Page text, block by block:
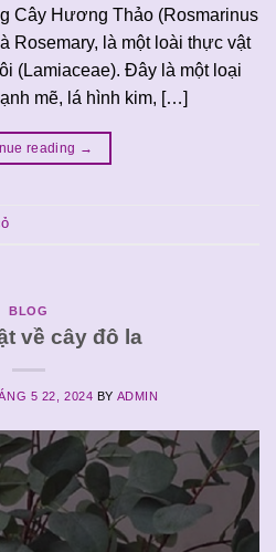
Cây Hương Thảo (Rosmarinus
Rosemary, là một loài thực vật
(Lamiaceae). Đây là một loại
mẽ, lá hình kim, […]
reading →
BLOG
về cây đô la
5 22, 2024 BY ADMIN